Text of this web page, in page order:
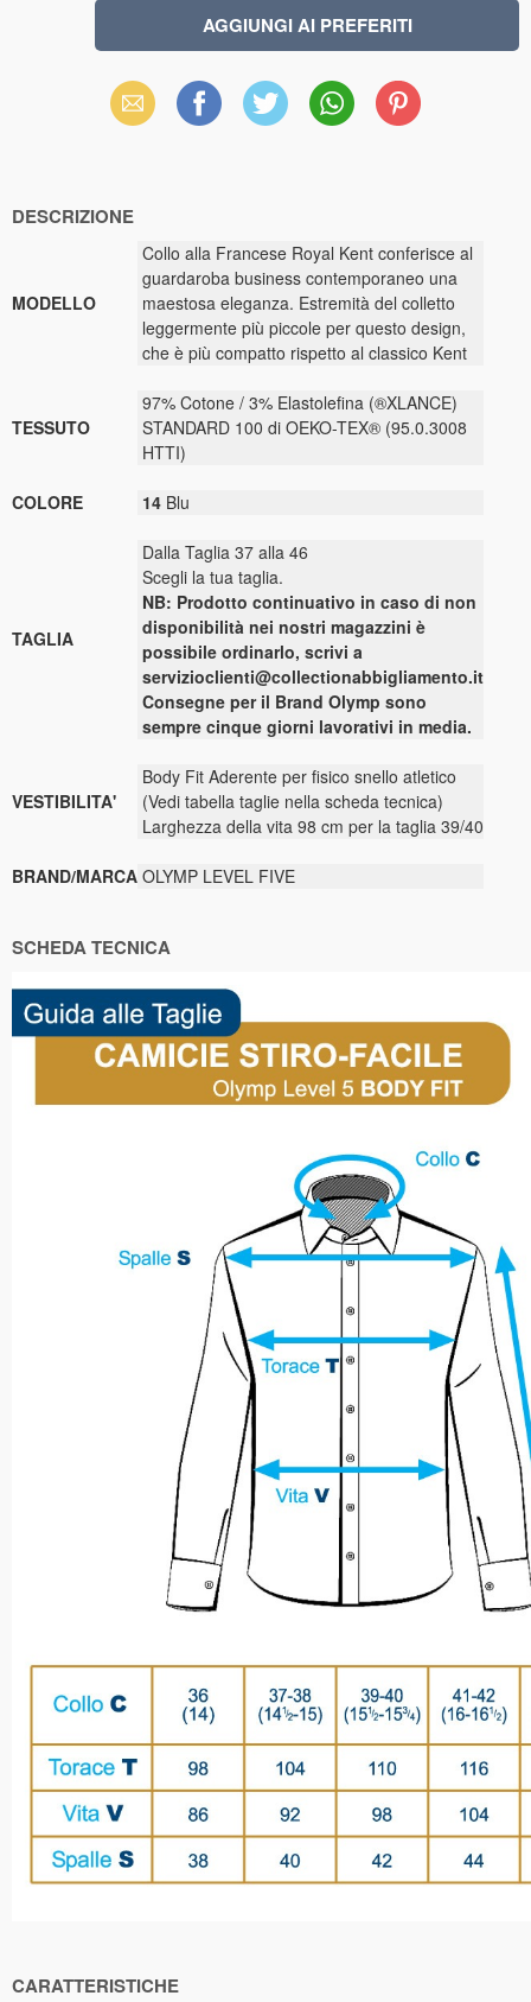
Email Facebook X WhatsAppPinterest
DESCRIZIONE
MODELLO
Collo alla Francese Royal Kent conferisce al
guardaroba business contemporaneo una
maestosa eleganza. Estremità del colletto
leggermente più piccole per questo design,
che è più compatto rispetto al classico Kent
TESSUTO
97% Cotone / 3% Elastolefina (®XLANCE)
STANDARD 100 di OEKO-TEX® (95.0.3008
HTTI)
COLORE 14 Blu
TAGLIA
Dalla Taglia 37 alla 46
Scegli la tua taglia.
NB: Prodotto continuativo in caso di non
disponibilità nei nostri magazzini è
possibile ordinarlo, scrivi a
servizioclienti@collectionabbigliamento.it
Consegne per il Brand Olymp sono
sempre cinque giorni lavorativi in media.
VESTIBILITA'
Body Fit Aderente per fisico snello atletico
(Vedi tabella taglie nella scheda tecnica)
Larghezza della vita 98 cm per la taglia 39/40
BRAND/MARCA OLYMP LEVEL FIVE
SCHEDA TECNICA
CARATTERISTICHE